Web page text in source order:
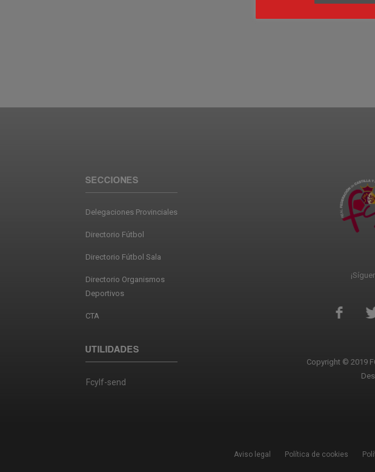
SECCIONES
Delegaciones Provinciales
Directorio Fútbol
Directorio Fútbol Sala
Directorio Organismos
Deportivos
CTA
UTILIDADES
Fcylf-send
Copyright © 2019
Aviso legal Política de cookies